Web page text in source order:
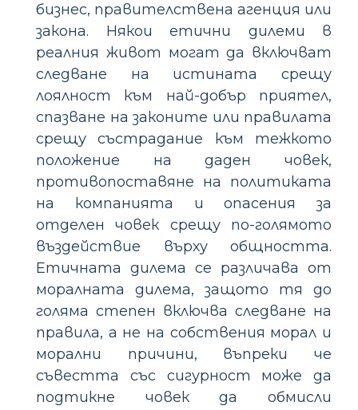
бизнес, правителствена агенция или
закона. Някои етични дилеми в
реалния живот могат да включват
следване на истината срещу
лоялност към най-добър приятел,
спазване на законите или правилата
срещу състрадание към тежкото
положение на даден човек,
противопоставяне на политиката
на компанията и опасения за
отделен човек срещу по-голямото
въздействие върху общността.
Етичната дилема се различава от
моралната дилема, защото тя до
голяма степен включва следване на
правила, а не на собствения морал и
морални причини, въпреки че
съвестта със сигурност може да
подтикне човек да обмисли